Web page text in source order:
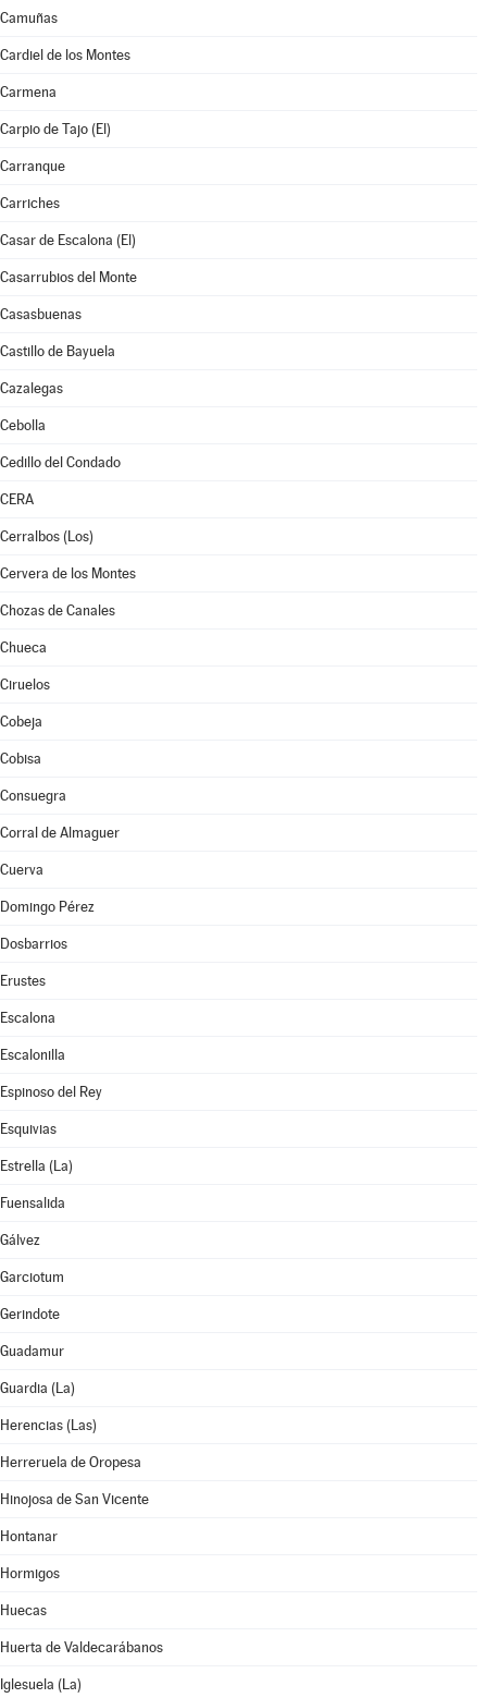
Camuñas
Cardiel de los Montes
Carmena
Carpio de Tajo (El)
Carranque
Carriches
Casar de Escalona (El)
Casarrubios del Monte
Casasbuenas
Castillo de Bayuela
Cazalegas
Cebolla
Cedillo del Condado
CERA
Cerralbos (Los)
Cervera de los Montes
Chozas de Canales
Chueca
Ciruelos
Cobeja
Cobisa
Consuegra
Corral de Almaguer
Cuerva
Domingo Pérez
Dosbarrios
Erustes
Escalona
Escalonilla
Espinoso del Rey
Esquivias
Estrella (La)
Fuensalida
Gálvez
Garciotum
Gerindote
Guadamur
Guardia (La)
Herencias (Las)
Herreruela de Oropesa
Hinojosa de San Vicente
Hontanar
Hormigos
Huecas
Huerta de Valdecarábanos
Iglesuela (La)